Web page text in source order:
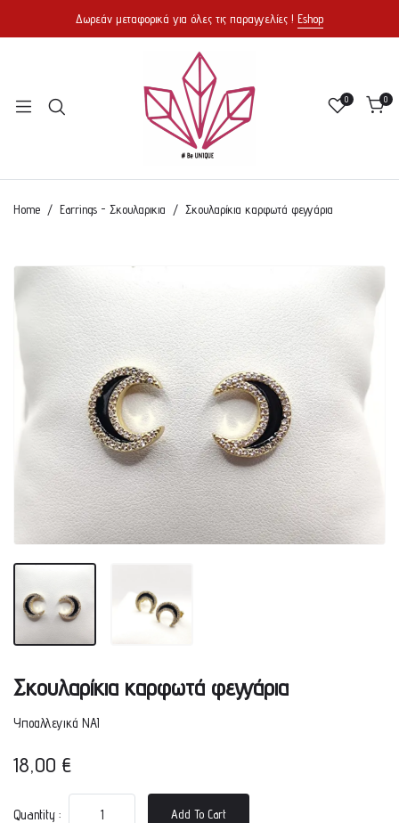
Δωρεάν μεταφορικά για όλες τις παραγγελίες ! Eshop
0 0
Home Earrings - Σκουλαρικια Σκουλαρίκια καρφωτά φεγγάρια
Σκουλαρίκια καρφωτά φεγγάρια
Υποαλλεγικά ΝΑΙ
18,00 €
Quantity : Add To Cart